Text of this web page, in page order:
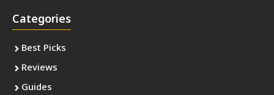
Categories
Best Picks
Reviews
Guides